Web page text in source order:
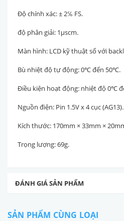
Độ chính xác: ± 2℅ FS.
độ phân giải: 1μscm.
Màn hình: LCD kỹ thuật số với
Bù nhiệt độ tự động: 0℃ đến 50℃.
Điều kiện hoạt động: nhiệt độ 0℃
Nguồn điện: Pin 1.5V x 4 cục (AG13).
Kích thước: 170mm × 33mm ×
Trọng lượng: 69g.
ĐÁNH GIÁ SẢN PHẨM
SẢN PHẨM CÙNG LOẠI